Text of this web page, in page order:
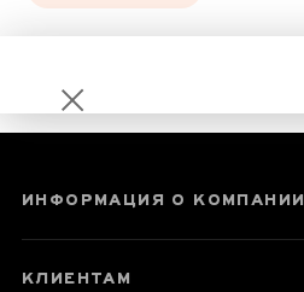
ИНФОРМАЦИЯ О КОМПАНИИ
КЛИЕНТАМ